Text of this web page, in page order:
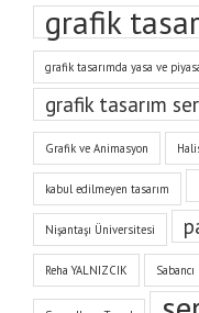
grafik
grafik tasarımda yasa ve
grafik tasarım
Grafik ve Animasyon
kabul edilmeyen tasarım
Nişantaşı Üniversitesi
Reha YALNIZCIK